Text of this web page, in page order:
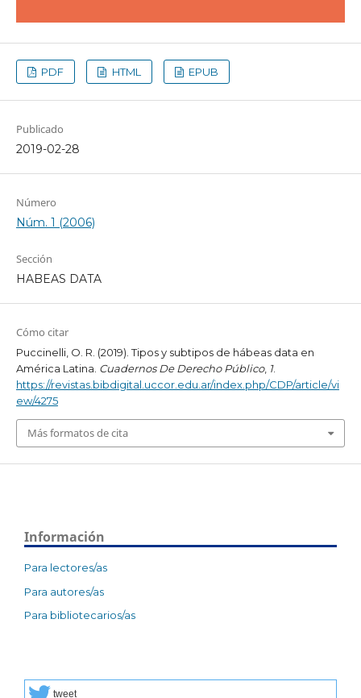
PDF HTML EPUB
Publicado
2019-02-28
Número
Núm. 1 (2006)
Sección
HABEAS DATA
Cómo citar
Puccinelli, O. R. (2019). Tipos y subtipos de hábeas data en
América Latina. Cuadernos De Derecho Público, 1.
https://revistas.bibdigital.uccor.edu.ar/index.php/CDP/article/vi
ew/4275
Más formatos de cita
Información
Para lectores/as
Para autores/as
Para bibliotecarios/as
tweet